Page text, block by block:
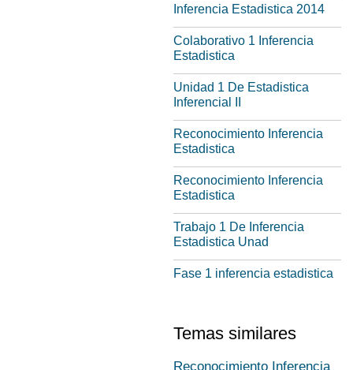
Inferencia Estadistica 2014
Colaborativo 1 Inferencia
Estadistica
Unidad 1 De Estadistica
Inferencial II
Reconocimiento Inferencia
Estadistica
Reconocimiento Inferencia
Estadistica
Trabajo 1 De Inferencia
Estadistica Unad
Fase 1 inferencia estadistica
Temas similares
Reconocimiento Inferencia